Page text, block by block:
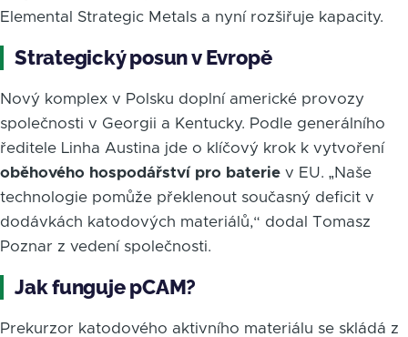
Elemental Strategic Metals a nyní rozšiřuje kapacity.
Strategický posun v Evropě
Nový komplex v Polsku doplní americké provozy
společnosti v Georgii a Kentucky. Podle generálního
ředitele Linha Austina jde o klíčový krok k vytvoření
oběhového hospodářství pro baterie v EU. „Naše
technologie pomůže překlenout současný deficit v
dodávkách katodových materiálů,“ dodal Tomasz
Poznar z vedení společnosti.
Jak funguje pCAM?
Prekurzor katodového aktivního materiálu se skládá z